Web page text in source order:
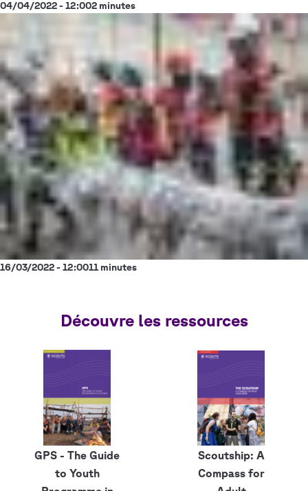
04/04/2022 - 12:002 minutes
16/03/2022 - 12:0011 minutes
Découvre les ressources
GPS - The Guide
to Youth
Scoutship: A
Compass for